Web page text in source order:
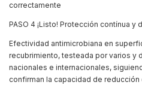
correctamente
PASO 4 ¡Listo! Protección contínua y
Efectividad antimicrobiana en
recubrimiento, testeada por varios y
nacionales e internacionales,
confirman la capacidad de